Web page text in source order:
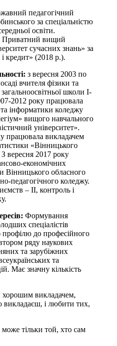
педагогічний
за cпеціальністю
освіти.
Приватний вищий
сучасних знань» за
кредит» (2018 р.).
з вересня 2003 по
вчителя фізики та
школи І-
2012 року працювала
інформатики коледжу
вищого навчального
університет».
працювала викладачем
«Вінницького
вересня 2017 року
економічних
Вінницького обласного
педагогічного коледжу.
– ІІ, контроль і
Формування
спеціалістів
профілю до професійного
ряду наукових
та зарубіжних
та
Має значну кількість
викладачем,
викладаєш, і любити тих,
може тільки той, хто сам